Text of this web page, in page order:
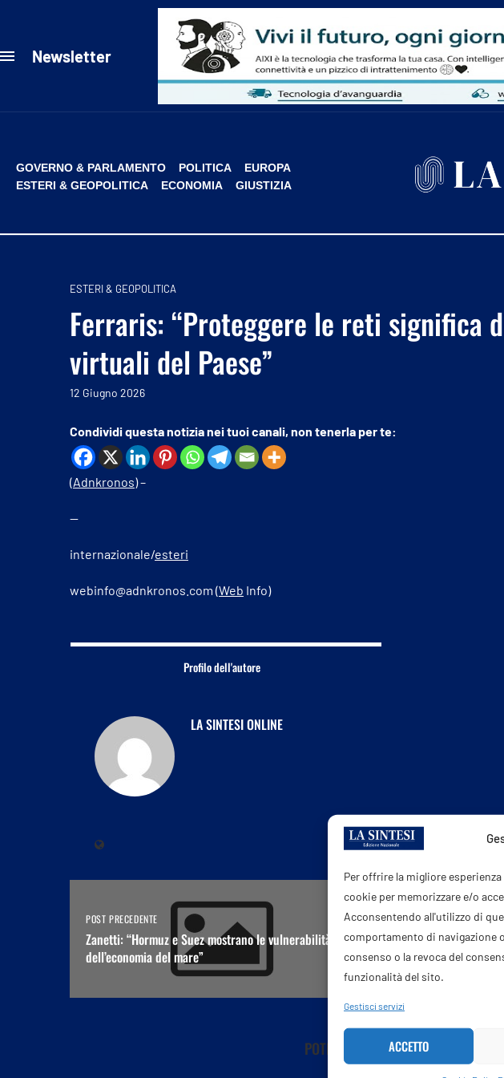
Per offrire la migliore
cookie per memorizzare e/o
Acconsentendo all'utilizzo di
comportamento di navigazione
consenso o la revoca del
funzionalità del sito.
Gestisci servizi
ACCETTO
Newsletter
GOVERNO & PARLAMENTO POLITICA
EUROPA
ESTERI & GEOPOLITICA
ECONOMIA GIUSTIZIA
ESTERI & GEOPOLITICA
Ferraris: “Proteggere le reti significa
virtuali del Paese”
12 Giugno 2026
Condividi questa notizia nei tuoi canali, non tenerla per te:
(Adnkronos) –
—
internazionale/esteri
webinfo@adnkronos.com (Web Info)
Profilo dell'autore
LA SINTESI ONLINE
POST PRECEDENTE
Zanetti: “Hormuz e Suez mostrano le vulnerabilità
dell’economia del mare”
De Pedys:
POTREBBE ANCHE PIACERTI